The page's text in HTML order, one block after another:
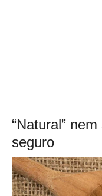
“Natural”
seguro